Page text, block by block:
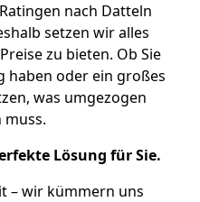
nach Datteln
setzen wir alles
zu bieten. Ob Sie
haben oder ein großes
was umgezogen
muss.
Lösung für Sie.
– wir kümmern uns